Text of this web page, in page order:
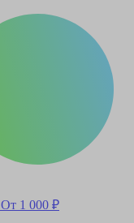
От 1 000 ₽